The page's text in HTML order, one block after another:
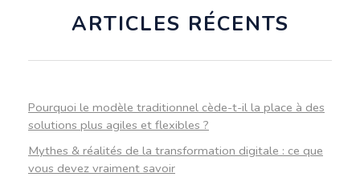
ARTICLES RÉCENTS
Pourquoi le modèle traditionnel cède-t-il la place à des
solutions plus agiles et flexibles ?
Mythes & réalités de la transformation digitale : ce que
vous devez vraiment savoir